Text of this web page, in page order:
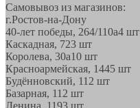
Самовывоз из магазинов:
г.Ростов-на-Дону
40-лет победы, 264/110а4 шт
Каскадная, 723 шт
Королева, 30а10 шт
Красноармейская, 1445 шт
Будённовский, 11 2 шт
Базарная, 11 2 шт
Ленина, 1193 шт